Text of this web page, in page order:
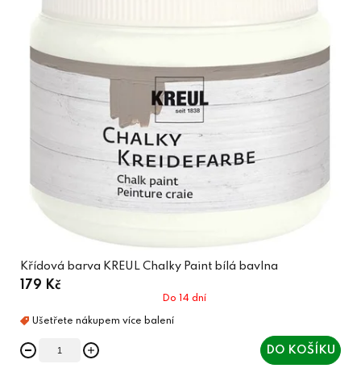
Křídová barva KREUL Chalky Paint bílá bavlna
179 Kč
Do 14 dní
DO KOŠÍKU